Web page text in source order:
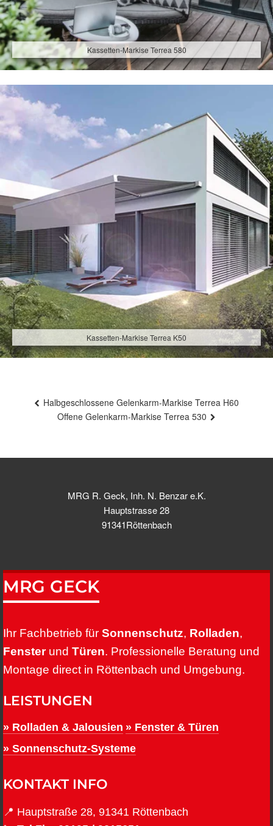
Kassetten-Markise Terrea 580
Kassetten-Markise Terrea K50
Halbgeschlossene Gelenkarm-Markise Terrea H60
Offene Gelenkarm-Markise Terrea 530
MRG R. Geck, Inh. N. Benzar e.K.
Hauptstrasse 28
91341Röttenbach
MRG GECK
Ihr Fachbetrieb für Sonnenschutz, Rolladen,
Fensterund Türen. Professionelle Beratung und
Montage direct in Röttenbach und Umgebung.
LEISTUNGEN
» Rolladen & Jalousien » Fenster & Türen
» Sonnenschutz-Systeme
KONTAKT INFO
📍 Hauptstraße 28, 91341 Röttenbach